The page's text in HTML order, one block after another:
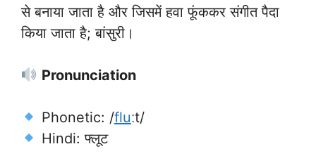
से बनाया जाता है और जिसमें हवा फूंककर संगीत पैदा
किया जाता है; बांसुरी।
Pronunciation
Phonetic: /fluːt/
Hindi: फ्लूट